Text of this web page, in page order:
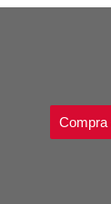
Compra